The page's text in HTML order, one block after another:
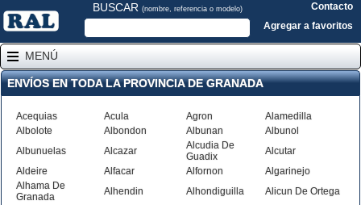
BUSCAR (nombre, referencia o modelo)
Contacto
Agregar a favoritos
MENÚ
ENVÍOS EN TODA LA PROVINCIA DE GRANADA
Acequias Acula Agron
Alamedilla
Albolote
Albondon Albunan
Albunol
Albunuelas
Alcazar
Alcudia De
Guadix
Alcutar
Aldeire
Alfacar Alfornon
Algarinejo
Alhama De
Granada
Alhendin Alhondiguilla
Alicun De Ortega